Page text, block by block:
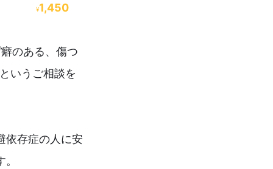
¥1,450
のある、傷つ
いうご相談を
依存症の人に安